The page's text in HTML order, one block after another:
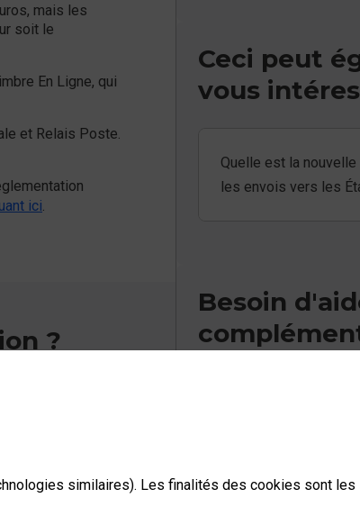
similaires). Les finalités des cookies sont les
mais les
soit le
En Ligne, qui
et Relais Poste.
ici
?
Ceci peut
vous
Quelle est la
les envois vers les
Besoin
Nous